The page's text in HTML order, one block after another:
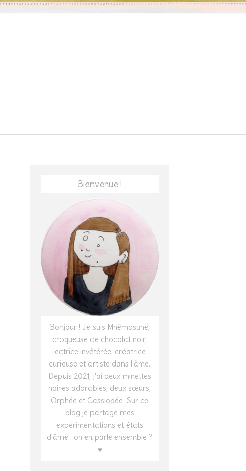
Bienvenue !
Bonjour ! Je suis Mnêmosunê,
croqueuse de chocolat noir,
lectrice invétérée, créatrice
curieuse et artiste dans l'âme.
Depuis 2021, j'ai deux minettes
noires adorables, deux sœurs,
Orphée et Cassiopée. Sur ce
blog je partage mes
expérimentations et états
d'âme : on en parle ensemble ?
♥